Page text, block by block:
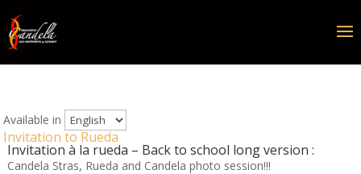
Available in
Invitation to Rueda
Invitation à la rueda – Back to school long version :
Candela Stras, Rueda and Candela photo session!!!